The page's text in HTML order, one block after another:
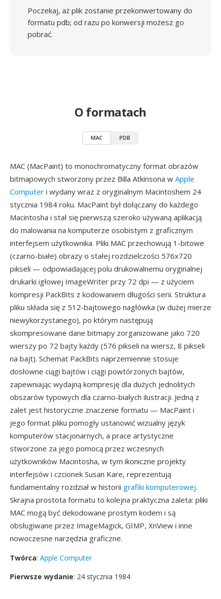
Poczekaj, aż plik zostanie przekonwertowany do
formatu pdb; od razu po konwersji możesz go
pobrać.
O formatach
MAC PDB
MAC (MacPaint) to monochromatyczny format obrazów
bitmapowych stworzony przez Billa Atkinsona w Apple
Computer i wydany wraz z oryginalnym Macintoshem 24
stycznia 1984 roku. MacPaint był dołączany do każdego
Macintosha i stał się pierwszą szeroko używaną aplikacją
do malowania na komputerze osobistym z graficznym
interfejsem użytkownika. Pliki MAC przechowują 1-bitowe
(czarno-białe) obrazy o stałej rozdzielczości 576x720
pikseli — odpowiadającej polu drukowalnemu oryginalnej
drukarki igłowej ImageWriter przy 72 dpi — z użyciem
kompresji PackBits z kodowaniem długości serii. Struktura
pliku składa się z 512-bajtowego nagłówka (w dużej mierze
niewykorzystanego), po którym następują
skompresowane dane bitmapy zorganizowane jako 720
wierszy po 72 bajty każdy (576 pikseli na wiersz, 8 pikseli
na bajt). Schemat PackBits naprzemiennie stosuje
dosłowne ciągi bajtów i ciągi powtórzonych bajtów,
zapewniając wydajną kompresję dla dużych jednolitych
obszarów typowych dla czarno-białych ilustracji. Jedną z
zalet jest historyczne znaczenie formatu — MacPaint i
jego format pliku pomogły ustanowić wizualny język
komputerów stacjonarnych, a prace artystyczne
stworzone za jego pomocą przez wczesnych
użytkowników Macintosha, w tym ikoniczne projekty
interfejsów i czcionek Susan Kare, reprezentują
fundamentalny rozdział w historii grafiki komputerowej.
Skrajna prostota formatu to kolejna praktyczna zaleta: pliki
MAC mogą być dekodowane prostym kodem i są
obsługiwane przez ImageMagick, GIMP, XnView i inne
nowoczesne narzędzia graficzne.
Twórca: Apple Computer
Pierwsze wydanie: 24 stycznia 1984